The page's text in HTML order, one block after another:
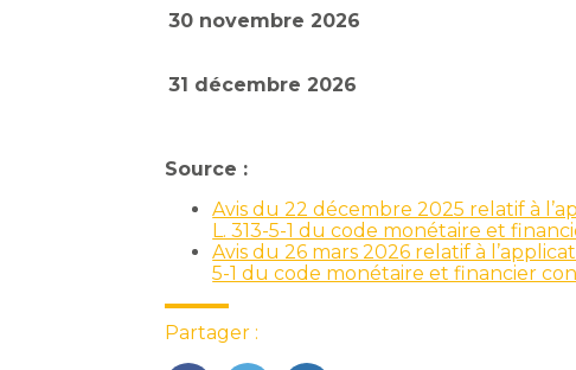
30 novembre 2026
31 décembre 2026
Source :
Avis du 22 décembre 2025 relatif à
L. 313-5-1 du code monétaire et
Avis du 26 mars 2026 relatif à
5-1 du code monétaire et financier
Partager :